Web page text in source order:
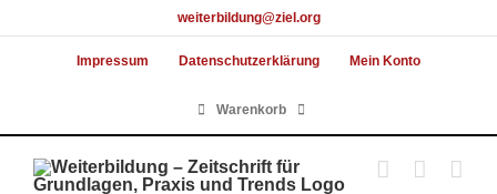
to
weiterbildung@ziel.org
Impressum Datenschutzerklärung Mein Konto
Warenkorb